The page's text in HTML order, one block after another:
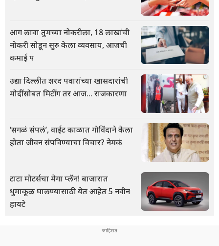
आग लावा तुमच्या नोकरीला, 18 लाखांची
नोकरी सोडून सुरु केला व्यवसाय, आजची
कमाई प
उद्या दिल्लीत शरद पवारांच्या खासदारांची
मोदींसोबत मिटींग तर आज... राजकारणा
‘सगळं संपलं’, वाईट काळात गोविंदाने केला
होता जीवन संपविण्याचा विचार? नेमकं
टाटा मोटर्सचा मेगा प्लॅन! बाजारात
धुमाकूळ घालण्यासाठी येत आहेत 5 नवीन
हायटे